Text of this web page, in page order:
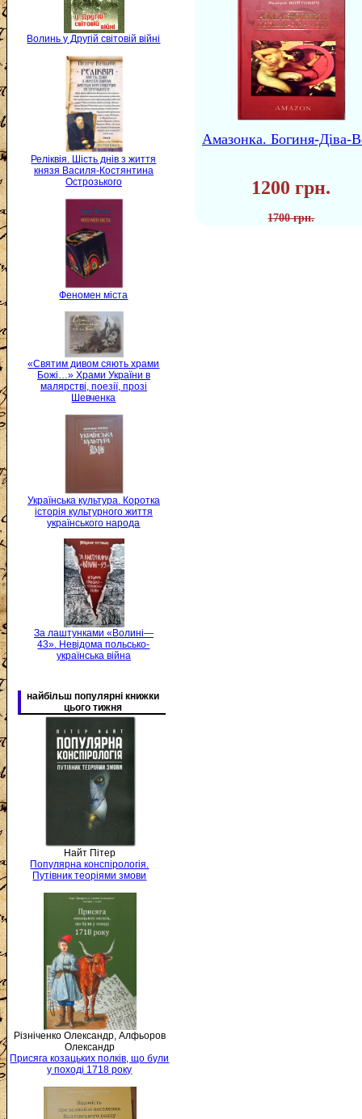
Волинь у Другій світовій війні
Реліквія. Шість днів з життя
князя Василя-Костянтина
Острозького
Феномен міста
«Святим дивом сяють храми
Божі…» Храми України в
малярстві, поезії, прозі
Шевченка
Українська культура. Коротка
історія культурного життя
українського народа
За лаштунками «Волині—
43». Невідома польсько-
українська війна
найбільш популярні книжки
цього тижня
Найт Пітер
Популярна конспірологія.
Путівник теоріями змови
Різніченко Олександр, Алфьоров
Олександр
Присяга козацьких полків, що були
у поході 1718 року
Амазонка. Богиня-Діва-
1200 грн.
1700 грн.